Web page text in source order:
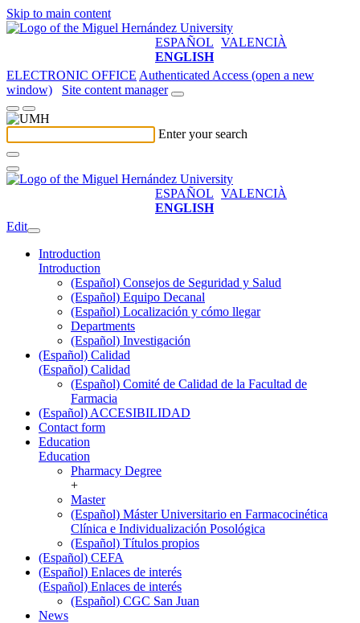
Skip to main content
ESPAÑOL VALENCIÀ
ENGLISH
ELECTRONIC OFFICE Authenticated Access (open a new
window)
Site content manager
Enter your search
ESPAÑOL VALENCIÀ
ENGLISH
Edit
Introduction
Introduction
(Español) Consejos de Seguridad y Salud
(Español) Equipo Decanal
(Español) Localización y cómo llegar
Departments
(Español) Investigación
(Español) Calidad
(Español) Calidad
(Español) Comité de Calidad de la Facultad de
Farmacia
(Español) ACCESIBILIDAD
Contact form
Education
Education
Pharmacy Degree
+
Master
(Español) Máster Universitario en Farmacocinética
Clínica e Individualización Posológica
(Español) Títulos propios
(Español) CEFA
(Español) Enlaces de interés
(Español) Enlaces de interés
(Español) CGC San Juan
News